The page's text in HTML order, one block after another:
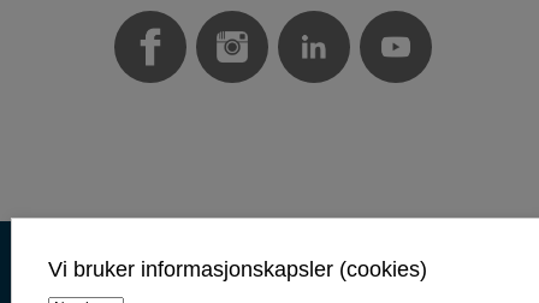
Kontaktinformasjon
Vi bruker informasjonskapsler (cookies)